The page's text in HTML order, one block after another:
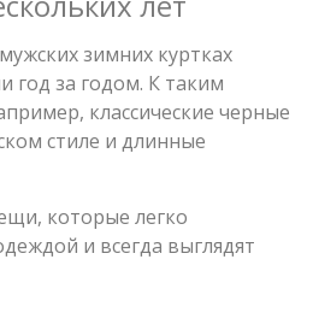
зимних куртках
год за годом. К таким
классические черные
стиле и длинные
которые легко
и всегда выглядят